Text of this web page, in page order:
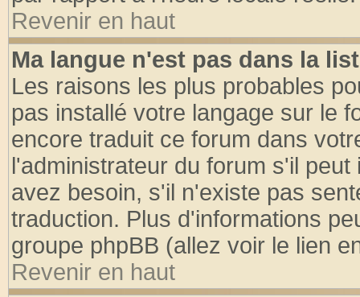
Revenir en haut
Ma langue n'est pas dans la
Les raisons les plus probables
pas installé votre langage sur le
encore traduit ce forum dans
l'administrateur du forum s'il
avez besoin, s'il n'existe pas
traduction. Plus d'informations
groupe phpBB (allez voir le lien
Revenir en haut